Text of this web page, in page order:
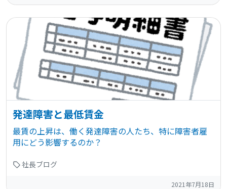
発達障害と最低賃金
最賃の上昇は、働く発達障害の人たち、特に障害者雇
用にどう影響するのか？
社長ブログ
2021年7月18日